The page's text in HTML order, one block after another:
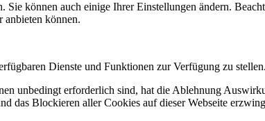
können auch einige Ihrer Einstellungen ändern.
anbieten können.
Dienste und Funktionen zur Verfügung zu stellen.
unbedingt erforderlich sind, hat die Ablehnung
das Blockieren aller Cookies auf dieser Webseite